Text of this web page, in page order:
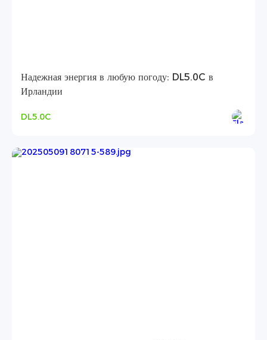
Надежная энергия в любую погоду: DL5.0C в
Ирландии
DL5.0C